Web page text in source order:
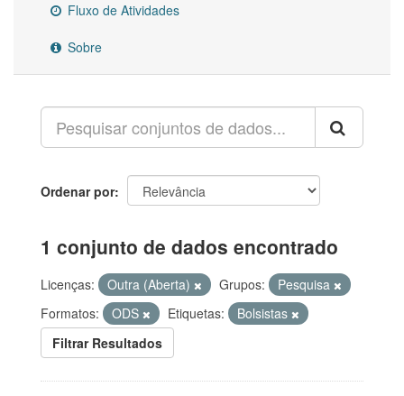
Fluxo de Atividades
Sobre
Ordenar por
1 conjunto de dados encontrado
Licenças: Outra (Aberta) Grupos:
Pesquisa
Formatos:
ODS Etiquetas:
Bolsistas
Filtrar Resultados